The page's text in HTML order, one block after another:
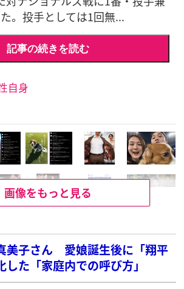
。投手としては1回無...
記事の続きを読む
自身
画像をもっと見る
美子さん 愛娘誕生後に「翔平
した「家庭内での呼び方」